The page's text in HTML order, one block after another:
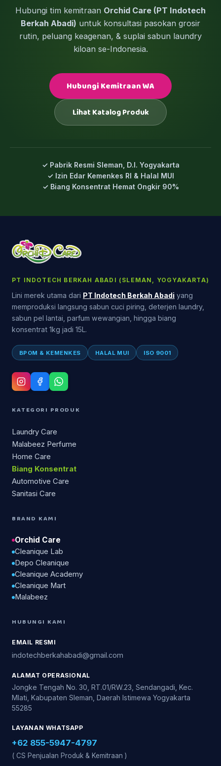
Hubungi tim kemitraan Orchid Care (PT Indotech
Berkah Abadi) untuk konsultasi pasokan grosir
rutin, peluang keagenan, & suplai sabun laundry
kiloan se-Indonesia.
Hubungi Kemitraan WA
Lihat Katalog Produk
✓ Pabrik Resmi Sleman, D.I. Yogyakarta
✓ Izin Edar Kemenkes RI & Halal MUI
✓ Biang Konsentrat Hemat Ongkir 90%
PT INDOTECH BERKAH ABADI (SLEMAN, YOGYAKARTA)
Lini merek utama dari PT Indotech Berkah Abadi yang
memproduksi langsung sabun cuci piring, deterjen laundry,
sabun pel lantai, parfum wewangian, hingga biang
konsentrat 1kg jadi 15L.
BPOM & KEMENKES HALAL MUI ISO 9001
KATEGORI PRODUK
Laundry Care
Malabeez Perfume
Home Care
Biang Konsentrat
Automotive Care
Sanitasi Care
BRAND KAMI
Orchid Care
Cleanique Lab
Depo Cleanique
Cleanique Academy
Cleanique Mart
Malabeez
HUBUNGI KAMI
EMAIL RESMI
indotechberkahabadi@gmail.com
ALAMAT OPERASIONAL
Jongke Tengah No. 30, RT.01/RW.23, Sendangadi, Kec.
Mlati, Kabupaten Sleman, Daerah Istimewa Yogyakarta
55285
LAYANAN WHATSAPP
+62 855-5947-4797
( CS Penjualan Produk & Kemitraan )